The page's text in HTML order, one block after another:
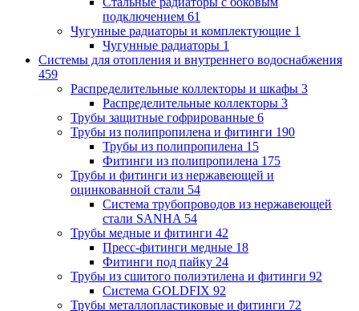
подключением 61
Чугунные радиаторы и комплектующие 1
Чугунные радиаторы 1
Системы для отопления и внутреннего водоснабжения
459
Распределительные коллекторы и шкафы 3
Распределительные коллекторы 3
Трубы защитные гофрированные 6
Трубы из полипропилена и фитинги 190
Трубы из полипропилена 15
Фитинги из полипропилена 175
Трубы и фитинги из нержавеющей и
оцинкованной стали 54
Система трубопроводов из нержавеющей
стали SANHA 54
Трубы медные и фитинги 42
Пресс-фитинги медные 18
Фитинги под пайку 24
Трубы из сшитого полиэтилена и фитинги 92
Система GOLDFIX 92
Трубы металлопластиковые и фитинги 72